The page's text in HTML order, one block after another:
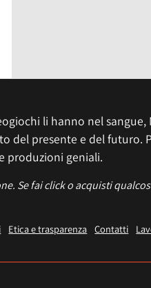
li hanno nel sangue,
presente e del futuro.
produzioni geniali.
Se fai click o acquisti
Etica e trasparenza Contatti